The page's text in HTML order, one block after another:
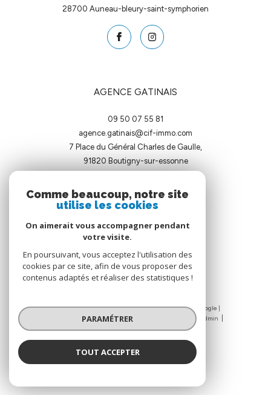
28700
auneau-bleury-saint-symphorien
AGENCE GATINAIS
09 50 07 55 81
agence.gatinais@cif-immo.com
7 Place du Général Charles de Gaulle,
91820
boutigny-sur-essonne
© 2026 | Tous droits réservés | Traduction powered by Google |
Nos honoraires
Plan du site
Admin
Nos liens
Politique RGPD Cookies
Comme beaucoup, notre site
utilise les cookies
On aimerait vous accompagner pendant
votre visite.
En poursuivant, vous acceptez l'utilisation des
cookies par ce site, afin de vous proposer des
contenus adaptés et réaliser des statistiques !
PARAMÉTRER
TOUT ACCEPTER